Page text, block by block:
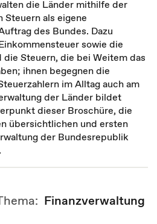
die Länder mithilfe der
Steuern als eigene
des Bundes. Dazu
sowie die
die Steuern, die bei Weitem das
ihnen begegnen die
im Alltag auch am
der Länder bildet
dieser Broschüre, die
übersichtlichen und ersten
der Bundesrepublik
Finanzverwaltung